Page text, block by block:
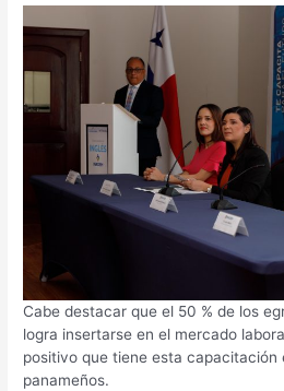
Cabe destacar que el 50 % de los
logra insertarse en el mercado
positivo que tiene esta capacitación
panameños.